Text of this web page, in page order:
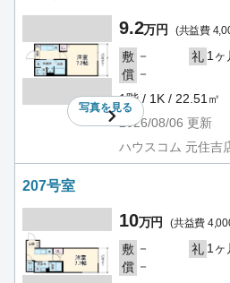
写真を見る
9.2万円 (共益費
敷 － 礼 1ヶ
償 －
1階 / 1K / 22.51㎡
2026/08/06 更新
ハウスコム 元住吉
207号室
10万円 (共益費
敷 － 礼 1ヶ
償 －